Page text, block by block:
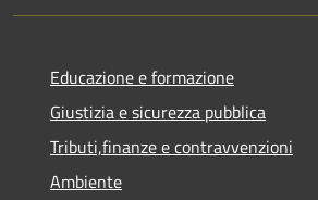
Educazione e formazione
Giustizia e sicurezza pubblica
Tributi,finanze e contravvenzioni
Ambiente